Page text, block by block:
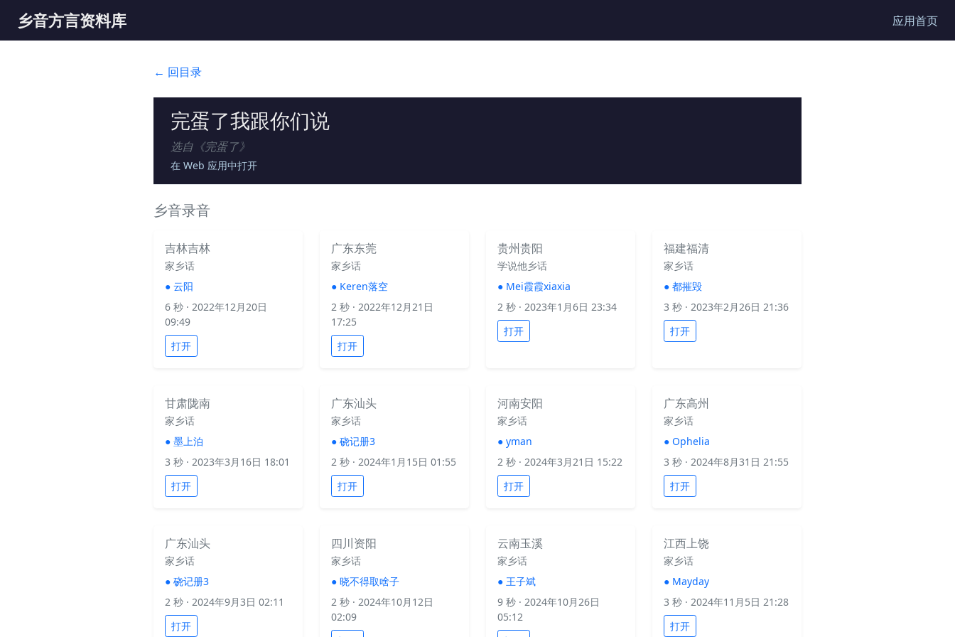
乡音方言资料库 应用首页
← 回目录
完蛋了我跟你们说
选自《完蛋了》
在 Web 应用中打开
乡音录音
吉林吉林
家乡话
● 云阳
6 秒 · 2022年12月20日
09:49
打开
广东东莞
家乡话
● Keren落空
2 秒 · 2022年12月21日
17:25
打开
贵州贵阳
学说他乡话
● Mei霞霞xiaxia
2 秒 · 2023年1月6日 23:34
打开
福建福清
家乡话
● 都摧毁
3 秒 · 2023年2月26日 21:36
打开
甘肃陇南
家乡话
● 墨上泊
3 秒 · 2023年3月16日 18:01
打开
广东汕头
家乡话
● 硗记册3
2 秒 · 2024年1月15日 01:55
打开
河南安阳
家乡话
● yman
2 秒 · 2024年3月21日 15:22
打开
广东高州
家乡话
● Ophelia
3 秒 · 2024年8月31日 21:55
打开
广东汕头
家乡话
● 硗记册3
2 秒 · 2024年9月3日 02:11
打开
四川资阳
家乡话
● 晓不得取啥子
2 秒 · 2024年10月12日
02:09
云南玉溪
家乡话
● 王子斌
9 秒 · 2024年10月26日
05:12
江西上饶
家乡话
● Mayday
3 秒 · 2024年11月5日 21:28
打开